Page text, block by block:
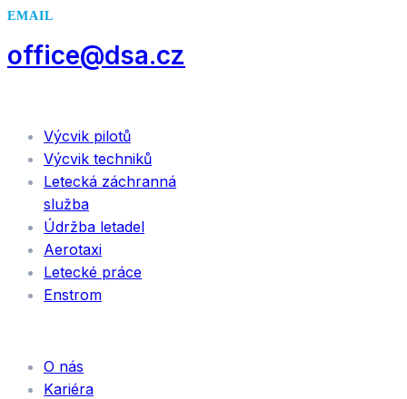
EMAIL
office@dsa.cz
Výcvik pilotů
Výcvik techniků
Letecká záchranná
služba
Údržba letadel
Aerotaxi
Letecké práce
Enstrom
O nás
Kariéra